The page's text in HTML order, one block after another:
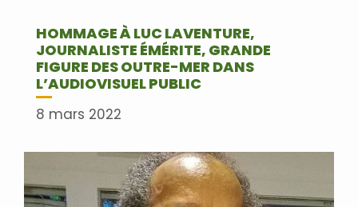
HOMMAGE À LUC LAVENTURE,
JOURNALISTE ÉMÉRITE, GRANDE
FIGURE DES OUTRE-MER DANS
L’AUDIOVISUEL PUBLIC
8 mars 2022